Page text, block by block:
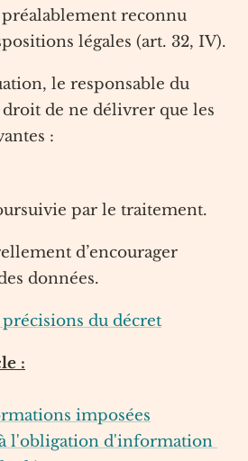
reconnu
légales (art. 32, IV).
le responsable du
de ne délivrer que les
:
par le traitement.
d’encourager
données.
précisions du décret
:
imposées
l'obligation d'information